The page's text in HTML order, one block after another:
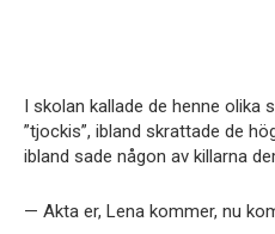
I skolan kallade de henne olika
”tjockis”, ibland skrattade de
ibland sade någon av killarna
— Akta er, Lena kommer, nu